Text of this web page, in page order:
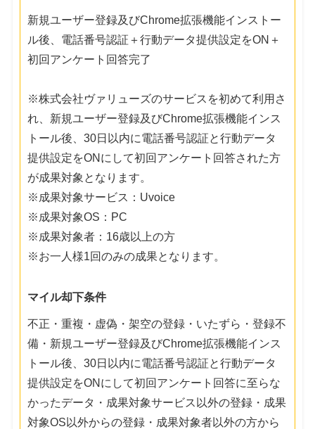
新規ユーザー登録及びChrome拡張機能インストー
ル後、電話番号認証＋行動データ提供設定をON＋
初回アンケート回答完了
※株式会社ヴァリューズのサービスを初めて利用さ
れ、新規ユーザー登録及びChrome拡張機能インス
トール後、30日以内に電話番号認証と行動データ
提供設定をONにして初回アンケート回答された方
が成果対象となります。
※成果対象サービス：Uvoice
※成果対象OS：PC
※成果対象者：16歳以上の方
※お一人様1回のみの成果となります。
マイル却下条件
不正・重複・虚偽・架空の登録・いたずら・登録不
備・新規ユーザー登録及びChrome拡張機能インス
トール後、30日以内に電話番号認証と行動データ
提供設定をONにして初回アンケート回答に至らな
かったデータ・成果対象サービス以外の登録・成果
対象OS以外からの登録・成果対象者以外の方から